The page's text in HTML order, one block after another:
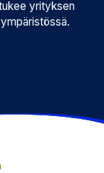
yrityksen